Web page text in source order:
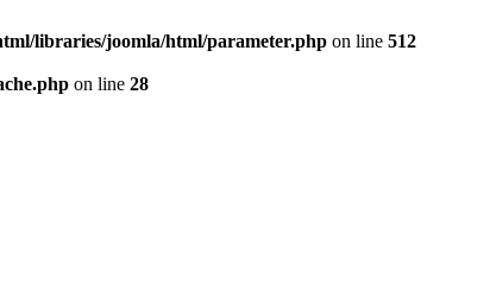
libraries/joomla/html/parameter.php on line 512
on line 28